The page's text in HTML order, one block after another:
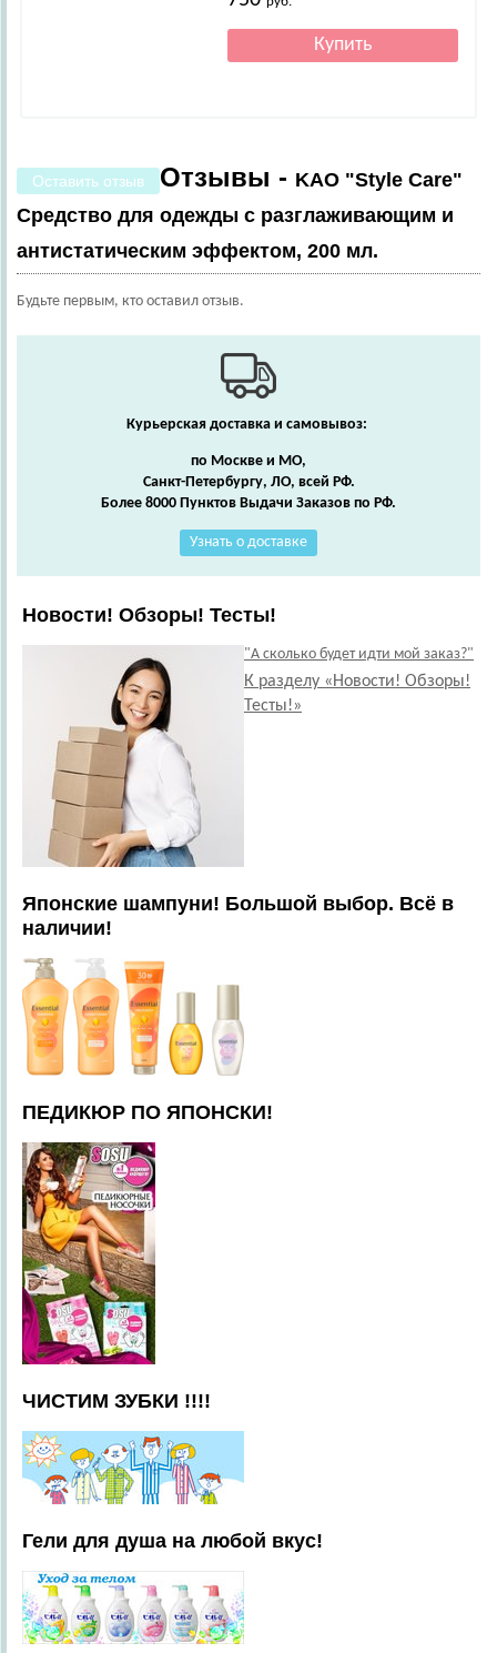
Оставить отзыв Отзывы - KAO "Style Care"
Средство для одежды с разглаживающим и
антистатическим эффектом, 200 мл.
Будьте первым, кто оставил отзыв.
Курьерская доставка и самовывоз:
по Москве и МО,
Санкт-Петербургу, ЛО, всей РФ.
Более 8000 Пунктов Выдачи Заказов по РФ.
Узнать о доставке
Новости! Обзоры! Тесты!
"А сколько будет идти мой заказ?"
К разделу «Новости! Обзоры!
Тесты!»
Японские шампуни! Большой выбор. Всё в
наличии!
ПЕДИКЮР ПО ЯПОНСКИ!
ЧИСТИМ ЗУБКИ !!!!
Гели для душа на любой вкус!